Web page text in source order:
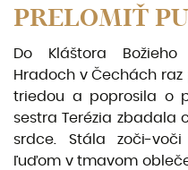
PRELOMIŤ
Do Kláštora
Hradoch v Čechách
triedou a poprosila o
sestra Terézia zbadala
srdce. Stála zoči-
ľuďom v tmavom